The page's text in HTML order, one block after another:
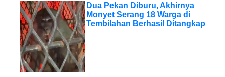
Dua Pekan Diburu, Akhirnya
Monyet Serang 18 Warga di
Tembilahan Berhasil Ditangkap